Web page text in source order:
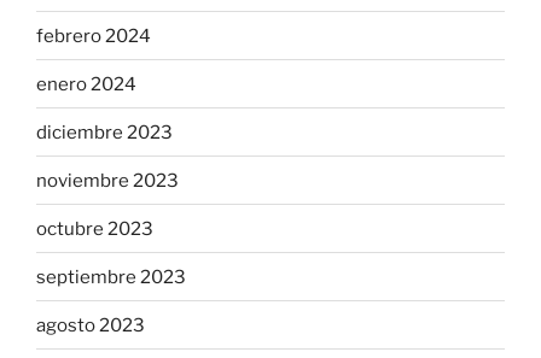
febrero 2024
enero 2024
diciembre 2023
noviembre 2023
octubre 2023
septiembre 2023
agosto 2023